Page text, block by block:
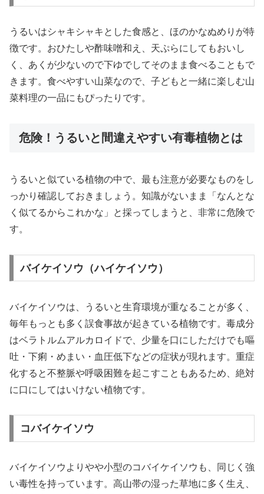
うるいはシャキシャキとした食感と、ほのかなぬめりが特
徴です。おひたしや酢味噌和え、天ぷらにしてもおいし
く、あくが少ないので下ゆでしてそのまま食べることもで
きます。食べやすい山菜なので、子どもと一緒に楽しむ山
菜料理の一品にもぴったりです。
危険！うるいと間違えやすい有毒植物とは
うるいと似ている植物の中で、最も注意が必要なものをし
っかり確認しておきましょう。知識がないまま「なんとな
く似てるからこれかな」と採ってしまうと、非常に危険で
す。
バイケイソウ（ハイケイソウ）
バイケイソウは、うるいと生育環境が重なることが多く、
毎年もっとも多く誤食事故が起きている植物です。毒成分
はベラトルムアルカロイドで、少量を口にしただけでも嘔
吐・下痢・めまい・血圧低下などの症状が現れます。重症
化すると不整脈や呼吸困難を起こすこともあるため、絶対
に口にしてはいけない植物です。
コバイケイソウ
バイケイソウよりやや小型のコバイケイソウも、同じく強
い毒性を持っています。高山帯の湿った草地に多く生え、